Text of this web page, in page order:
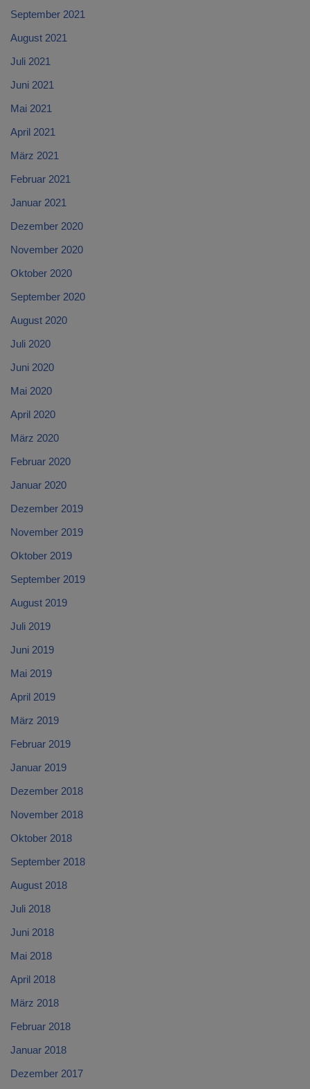
September 2021
August 2021
Juli 2021
Juni 2021
Mai 2021
April 2021
März 2021
Februar 2021
Januar 2021
Dezember 2020
November 2020
Oktober 2020
September 2020
August 2020
Juli 2020
Juni 2020
Mai 2020
April 2020
März 2020
Februar 2020
Januar 2020
Dezember 2019
November 2019
Oktober 2019
September 2019
August 2019
Juli 2019
Juni 2019
Mai 2019
April 2019
März 2019
Februar 2019
Januar 2019
Dezember 2018
November 2018
Oktober 2018
September 2018
August 2018
Juli 2018
Juni 2018
Mai 2018
April 2018
März 2018
Februar 2018
Januar 2018
Dezember 2017